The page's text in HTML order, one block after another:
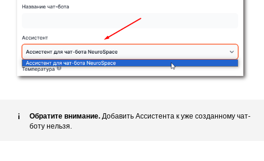
Обратите внимание. Добавить Ассистента к уже созданному чат-
боту нельзя.